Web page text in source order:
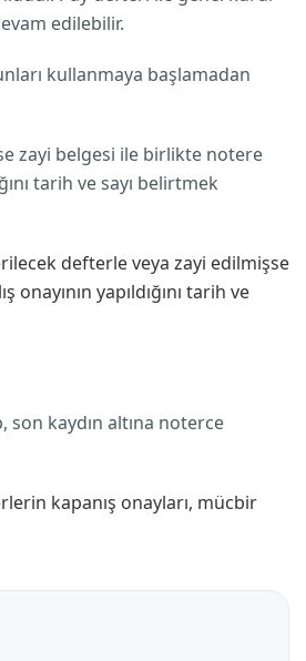
edilebilir.
kullanmaya başlamadan
zayi belgesi ile birlikte notere
tarih ve sayı belirtmek
defterle veya zayi edilmişse
yapıldığını tarih ve
kaydın altına noterce
kapanış onayları, mücbir